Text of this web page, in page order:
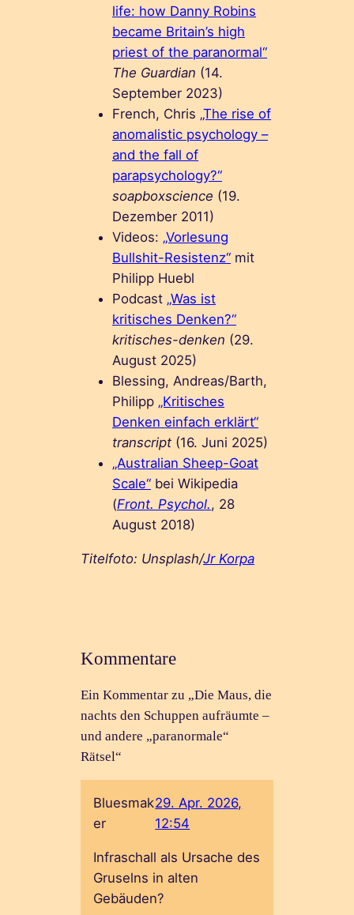
life: how Danny Robins
became Britain’s high
priest of the paranormal“
The Guardian (14.
September 2023)
French, Chris „The rise of
anomalistic psychology –
and the fall of
parapsychology?“
soapboxscience (19.
Dezember 2011)
Videos: „Vorlesung
Bullshit-Resistenz“ mit
Philipp Huebl
Podcast „Was ist
kritisches Denken?“
kritisches-denken (29.
August 2025)
Blessing, Andreas/Barth,
Philipp „Kritisches
Denken einfach erklärt“
transcript (16. Juni 2025)
„Australian Sheep-Goat
Scale“ bei Wikipedia
(Front. Psychol., 28
August 2018)
Titelfoto: Unsplash/Jr Korpa
Kommentare
Ein Kommentar zu „Die Maus, die
nachts den Schuppen aufräumte –
und andere „paranormale“
Rätsel“
Bluesmak
er
29. Apr. 2026,
12:54
Infraschall als Ursache des
Gruselns in alten
Gebäuden?